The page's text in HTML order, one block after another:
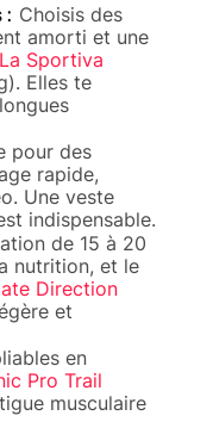
: Choisis des
amorti et une
La Sportiva
Elles te
pour des
rapide,
Une veste
indispensable.
de 15 à 20
nutrition, et le
Direction
et
en
Pro Trail
musculaire